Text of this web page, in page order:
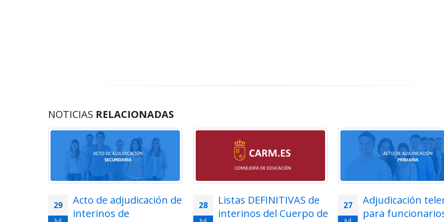
NOTICIAS RELACIONADAS
29
Acto de adjudicación de
interinos de
28
Listas DEFINITIVAS de
interinos del Cuerpo de
27
Adjudicación
para